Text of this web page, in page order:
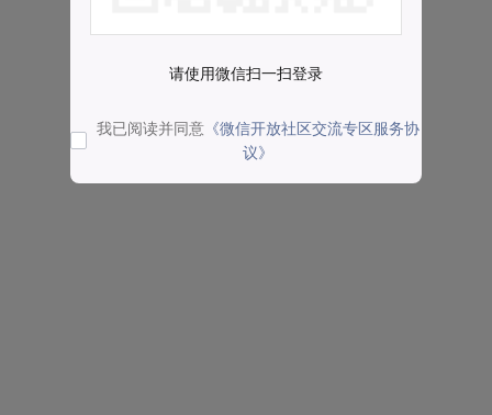
请使用微信扫一扫登录
我已阅读并同意 《微信开放社区交流专区服务协
议》